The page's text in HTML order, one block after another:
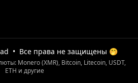
• Все права не защищены 🤭
Monero (XMR), Bitcoin, Litecoin, USDT,
ETH и другие